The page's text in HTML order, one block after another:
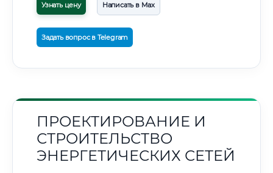
Узнать цену Написать в Max
Задать вопрос в Telegram
ПРОЕКТИРОВАНИЕ И
СТРОИТЕЛЬСТВО
ЭНЕРГЕТИЧЕСКИХ СЕТЕЙ